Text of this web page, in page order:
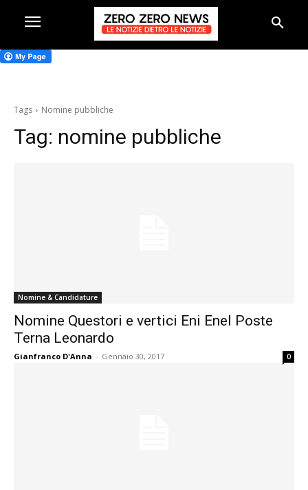
Tags Nomine pubbliche
Tag: nomine pubbliche
Nomine & Candidature
Nomine Questori e vertici Eni Enel Poste
Terna Leonardo
Gianfranco D'Anna - Gennaio 30, 2017 0